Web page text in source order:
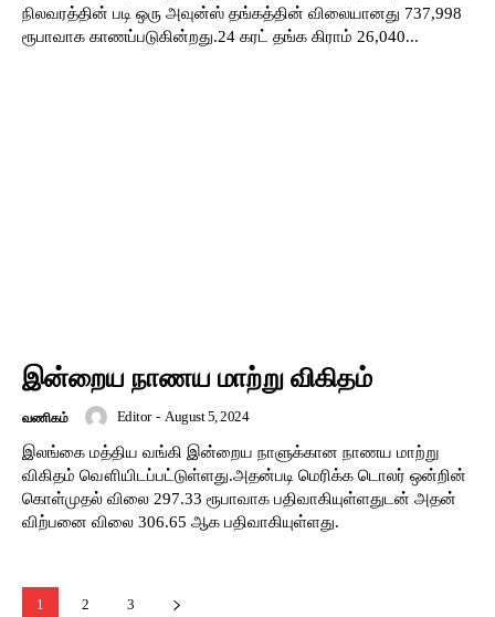
நிலவரத்தின் படி ஒரு அவுன்ஸ் தங்கத்தின் விலையானது 737,998
ரூபாவாக காணப்படுகின்றது.24 கரட் தங்க கிராம் 26,040...
இன்றைய நாணய மாற்று விகிதம்
வணிகம் Editor - August 5, 2024
இலங்கை மத்திய வங்கி இன்றைய நாளுக்கான நாணய மாற்று
விகிதம் வௌியிடப்பட்டுள்ளது.அதன்படி மெரிக்க டொலர் ஒன்றின்
கொள்முதல் விலை 297.33 ரூபாவாக பதிவாகியுள்ளதுடன் அதன்
விற்பனை விலை 306.65 ஆக பதிவாகியுள்ளது.
1 2 3